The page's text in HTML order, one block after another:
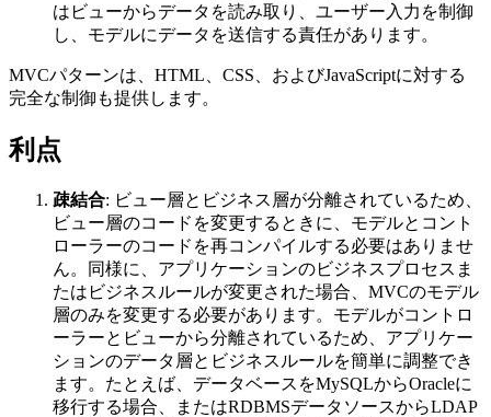
はビューからデータを読み取り、ユーザー入力を制御
し、モデルにデータを送信する責任があります。
MVCパターンは、HTML、CSS、およびJavaScriptに対する
完全な制御も提供します。
利点
疎結合: ビュー層とビジネス層が分離されているため、
ビュー層のコードを変更するときに、モデルとコント
ローラーのコードを再コンパイルする必要はありませ
ん。同様に、アプリケーションのビジネスプロセスま
たはビジネスルールが変更された場合、MVCのモデル
層のみを変更する必要があります。モデルがコントロ
ーラーとビューから分離されているため、アプリケー
ションのデータ層とビジネスルールを簡単に調整でき
ます。たとえば、データベースをMySQLからOracleに
移行する場合、またはRDBMSデータソースからLDAP